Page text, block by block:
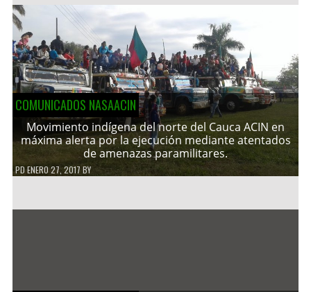
COMUNICADOS NASAACIN
Movimiento indígena del norte del Cauca ACIN en
máxima alerta por la ejecución mediante atentados
de amenazas paramilitares.
PDENERO 27, 2017 BY